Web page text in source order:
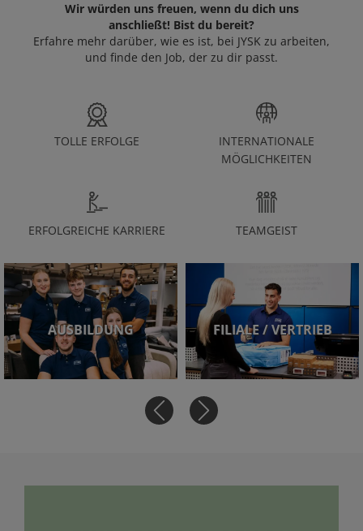
Wir würden uns freuen, wenn du dich uns
anschließt! Bist du bereit?
Erfahre mehr darüber, wie es ist, bei JYSK zu arbeiten,
und finde den Job, der zu dir passt.
TOLLE ERFOLGE
INTERNATIONALE
MÖGLICHKEITEN
ERFOLGREICHE KARRIERE TEAMGEIST
AUSBILDUNG FILIALE / VERTRIEB